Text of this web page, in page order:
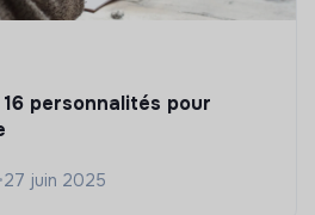
personnalités pour
•27 juin 2025